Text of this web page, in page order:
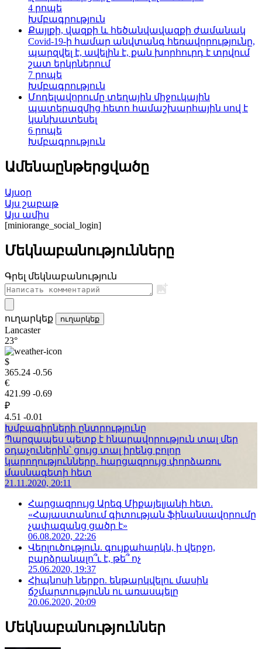
4 րոպե
Խմբագրություն
Քայլքի, վազքի և հեծանվավազքի ժամանակ
Covid-19-ի համար անվտանգ հեռավորությունը,
պարզվել է, ավելին է, քան խորհուրդ է տրվում
շատ երկրներում
7 րոպե
Խմբագրություն
Մոդելավորումը տեղային միջուկային
պատերազմից հետո համաշխարհային սով է
կանխատեսել
6 րոպե
Խմբագրություն
Ամենաընթերցվածը
Այսօր
Այս շաբաթ
Այս ամիս
[miniorange_social_login]
Մեկնաբանությունները
Գրել մեկնաբանություն
ուղարկեք ուղարկեք
Lancaster
23°
$
365.24 -0.56
€
421.99 -0.69
₽
4.51 -0.01
Խմբագիրների ընտրությունը
Պարզապես պետք է հնարավորություն տալ մեր
օդաչուներին՝ ցույց տալ իրենց բոլոր
կարողությունները. հարցազրույց փորձառու
մասնագետի հետ
21.11.2020, 20:11
Հարցազրույց Արեգ Միքայելյանի հետ.
«Հայաստանում գիտության ֆինանսավորումը
չափազանց ցածր է»
06.08.2020, 22:26
Վերլուծություն. գույքահարկն, ի վերջո,
բարձրանալո՞ւ է, թե՞ ոչ
25.06.2020, 19:37
Հիպնոսի ներքո. ենթարկվելու մասին
ճշմարտությունն ու առասպելը
20.06.2020, 20:09
Մեկնաբանություններ